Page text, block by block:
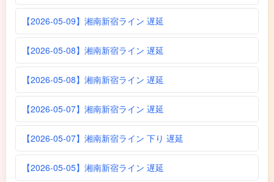
【2026-05-09】湘南新宿ライン 遅延
【2026-05-08】湘南新宿ライン 遅延
【2026-05-08】湘南新宿ライン 遅延
【2026-05-07】湘南新宿ライン 遅延
【2026-05-07】湘南新宿ライン 下り 遅延
【2026-05-05】湘南新宿ライン 遅延